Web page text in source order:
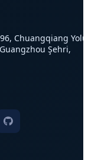
Chuangqiang
Şehri,